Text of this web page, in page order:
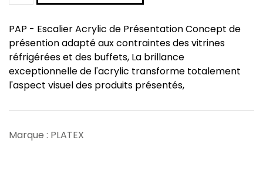
PAP - Escalier Acrylic de Présentation Concept de
présention adapté aux contraintes des vitrines
réfrigérées et des buffets, La brillance
exceptionnelle de l'acrylic transforme totalement
l'aspect visuel des produits présentés,
Marque : PLATEX